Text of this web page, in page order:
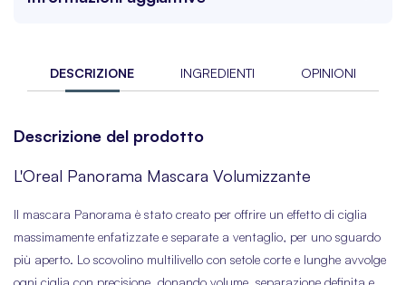
DESCRIZIONE INGREDIENTI OPINIONI
Descrizione del prodotto
L'Oreal Panorama Mascara Volumizzante
Il mascara Panorama è stato creato per offrire un effetto di ciglia
massimamente enfatizzate e separate a ventaglio, per uno sguardo
più aperto. Lo scovolino multilivello con setole corte e lunghe avvolge
ogni ciglia con precisione, donando volume, separazione definita e